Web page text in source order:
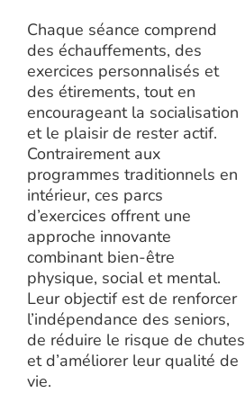
Chaque séance comprend
des échauffements, des
exercices personnalisés et
des étirements, tout en
encourageant la socialisation
et le plaisir de rester actif.
Contrairement aux
programmes traditionnels en
intérieur, ces parcs
d’exercices offrent une
approche innovante
combinant bien-être
physique, social et mental.
Leur objectif est de renforcer
l’indépendance des seniors,
de réduire le risque de chutes
et d’améliorer leur qualité de
vie.